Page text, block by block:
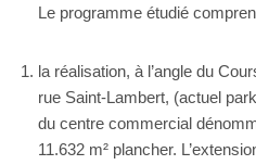
Le programme étudié
la réalisation, à l’angle du
rue Saint-Lambert, (actuel
du centre commercial
11.632 m² plancher.